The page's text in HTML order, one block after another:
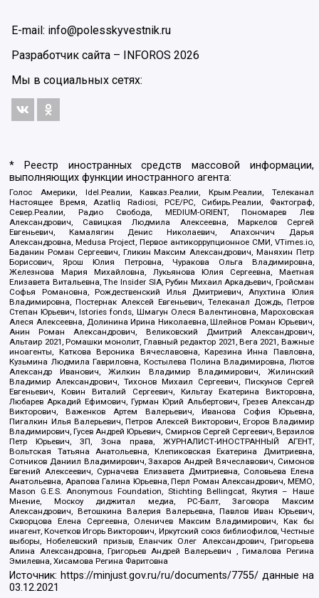
E-mail: info@polesskyvestnik.ru
Разработчик сайта – INFOROS 2026
Мы в социальных сетях:
* Реестр иностранных средств массовой информации,
выполняющих функции иностранного агента:
Голос Америки, Idel.Реалии, Кавказ.Реалии, Крым.Реалии, Телеканал
Настоящее Время, Azatliq Radiosi, PCE/PC, Сибирь.Реалии, Фактограф,
Север.Реалии, Радио Свобода, MEDIUM-ORIENT, Пономарев Лев
Александрович, Савицкая Людмила Алексеевна, Маркелов Сергей
Евгеньевич, Камалягин Денис Николаевич, Апахончич Дарья
Александровна, Medusa Project, Первое антикоррупционное СМИ, VTimes.io,
Баданин Роман Сергеевич, Гликин Максим Александрович, Маняхин Петр
Борисович, Ярош Юлия Петровна, Чуракова Ольга Владимировна,
Железнова Мария Михайловна, Лукьянова Юлия Сергеевна, Маетная
Елизавета Витальевна, The Insider SIA, Рубин Михаил Аркадьевич, Гройсман
Софья Романовна, Рождественский Илья Дмитриевич, Апухтина Юлия
Владимировна, Постернак Алексей Евгеньевич, Телеканал Дождь, Петров
Степан Юрьевич, Istories fonds, Шмагун Олеся Валентиновна, Мароховская
Алеся Алексеевна, Долинина Ирина Николаевна, Шлейнов Роман Юрьевич,
Анин Роман Александрович, Великовский Дмитрий Александрович,
Альтаир 2021, Ромашки монолит, Главный редактор 2021, Вега 2021, Важные
иноагенты, Каткова Вероника Вячеславовна, Карезина Инна Павловна,
Кузьмина Людмила Гавриловна, Костылева Полина Владимировна, Лютов
Александр Иванович, Жилкин Владимир Владимирович, Жилинский
Владимир Александрович, Тихонов Михаил Сергеевич, Пискунов Сергей
Евгеньевич, Ковин Виталий Сергеевич, Кильтау Екатерина Викторовна,
Любарев Аркадий Ефимович, Гурман Юрий Альбертович, Грезев Александр
Викторович, Важенков Артем Валерьевич, Иванова София Юрьевна,
Пигалкин Илья Валерьевич, Петров Алексей Викторович, Егоров Владимир
Владимирович, Гусев Андрей Юрьевич, Смирнов Сергей Сергеевич, Верзилов
Петр Юрьевич, ЗП, Зона права, ЖУРНАЛИСТ-ИНОСТРАННЫЙ АГЕНТ,
Вольтская Татьяна Анатольевна, Клепиковская Екатерина Дмитриевна,
Сотников Даниил Владимирович, Захаров Андрей Вячеславович, Симонов
Евгений Алексеевич, Сурначева Елизавета Дмитриевна, Соловьева Елена
Анатольевна, Арапова Галина Юрьевна, Перл Роман Александрович, МЕМО,
Mason G.E.S. Anonymous Foundation, Stichting Bellingcat, Якутия – Наше
Мнение, Москоу диджитал медиа, РС-Балт, Заговора Максим
Александрович, Ветошкина Валерия Валерьевна, Павлов Иван Юрьевич,
Скворцова Елена Сергеевна, Оленичев Максим Владимирович, Как бы
инагент, Кочетков Игорь Викторович, Иркутский союз библиофилов, Честные
выборы, Нобелевский призыв, Еланчик Олег Александрович, Григорьева
Алина Александровна, Григорьев Андрей Валерьевич , Гималова Регина
Эмилевна, Хисамова Регина Фаритовна
Источник: https://minjust.gov.ru/ru/documents/7755/ данные на
03.12.2021